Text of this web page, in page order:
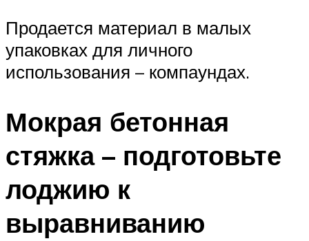
Продается материал в малых
упаковках для личного
использования – компаундах.
Мокрая бетонная
стяжка – подготовьте
лоджию к
выравниванию